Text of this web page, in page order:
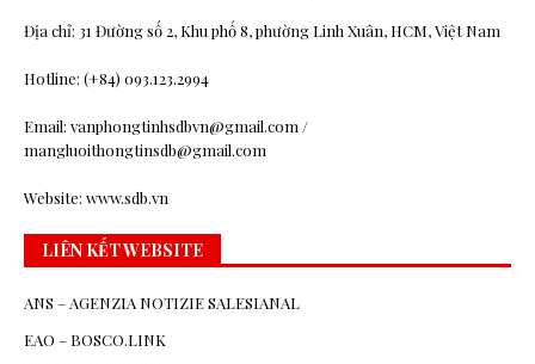
Địa chỉ: 31 Đường số 2, Khu phố 8, phường Linh Xuân, HCM, Việt Nam
Hotline: (+84) 093.123.2994
Email: vanphongtinhsdbvn@gmail.com /
mangluoithongtinsdb@gmail.com
Website: www.sdb.vn
LIÊN KẾT WEBSITE
ANS – AGENZIA NOTIZIE SALESIANAL
EAO – BOSCO.LINK